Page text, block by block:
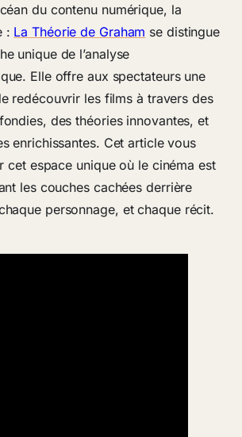
du contenu numérique, la
: La Théorie de Graham se distingue
unique de l’analyse
Elle offre aux spectateurs une
redécouvrir les films à travers des
des théories innovantes, et
enrichissantes. Cet article vous
cet espace unique où le cinéma est
les couches cachées derrière
personnage, et chaque récit.